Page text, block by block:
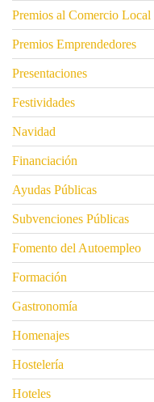
Premios al Comercio Local
Premios Emprendedores
Presentaciones
Festividades
Navidad
Financiación
Ayudas Públicas
Subvenciones Públicas
Fomento del Autoempleo
Formación
Gastronomía
Homenajes
Hostelería
Hoteles